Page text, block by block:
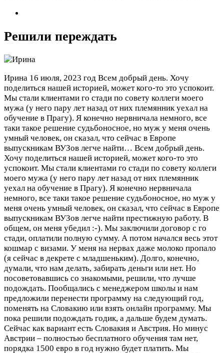
Решили переждать
Ирина 16 июля, 2023 год Всем добрый день. Хочу
поделиться нашей историей, может кого-то это успокоит.
Мы стали клиентами го стади по совету коллеги моего
мужа (у него пару лет назад от них племянник уехал на
обучение в Прагу). Я конечно нервничала немного, все
таки такое решение судьбоносное, но муж у меня очень
умный человек, он сказал, что сейчас в Европе
выпускникам ВУЗов легче найти… Всем добрый день.
Хочу поделиться нашей историей, может кого-то это
успокоит. Мы стали клиентами го стади по совету коллеги
моего мужа (у него пару лет назад от них племянник
уехал на обучение в Прагу). Я конечно нервничала
немного, все таки такое решение судьбоносное, но муж у
меня очень умный человек, он сказал, что сейчас в Европе
выпускникам ВУЗов легче найти престижную работу. В
общем, он меня убедил :-). Мы заключили договор с го
стади, оплатили полную сумму. А потом начался весь этот
кошмар с визами. У меня на нервах даже молоко пропало
(я сейчас в декрете с младшеньким). Долго, конечно,
думали, что нам делать, забирать деньги или нет. Но
посоветовавшись со знакомыми, решили, что лучше
подождать. Пообщались с менеджером школы и нам
предложили перенести программу на следующий год,
поменять на Словакию или взять онлайн программу. Мы
пока решили подождать годик, а дальше будем думать.
Сейчас как вариант есть Словакия и Австрия. Но минус
Австрии – полностью бесплатного обучения там нет,
порядка 1500 евро в год нужно будет платить. Мы